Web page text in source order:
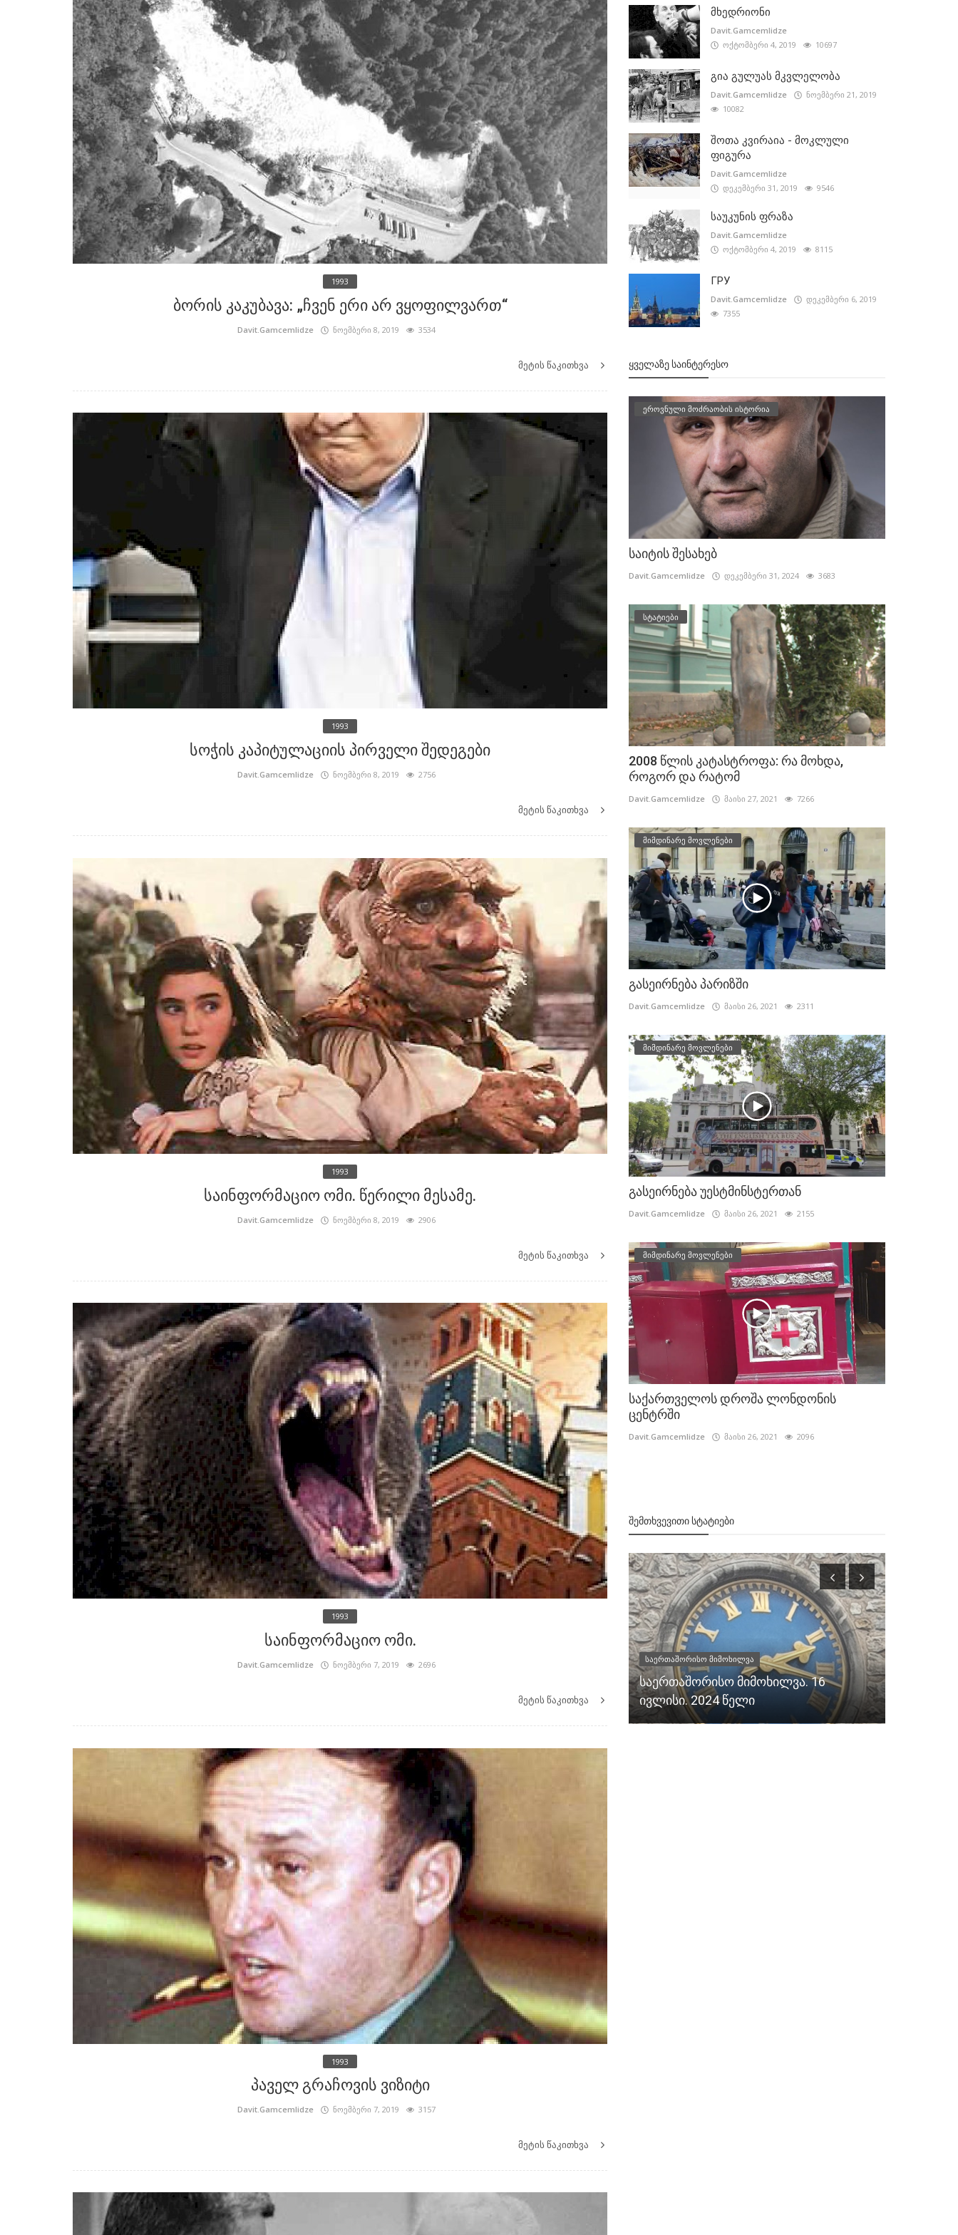
1993
ბორის კაკუბავა: „ჩვენ ერი არ ვყოფილვართ“
Davit.Gamcemlidze ნოემბერი 8, 2019 3534
მეტის წაკითხვა
1993
სოჭის კაპიტულაციის პირველი შედეგები
Davit.Gamcemlidze ნოემბერი 8, 2019 2756
მეტის წაკითხვა
1993
საინფორმაციო ომი. წერილი მესამე.
Davit.Gamcemlidze ნოემბერი 8, 2019 2906
მეტის წაკითხვა
1993
საინფორმაციო ომი.
Davit.Gamcemlidze ნოემბერი 7, 2019 2696
მეტის წაკითხვა
1993
პაველ გრაჩოვის ვიზიტი
Davit.Gamcemlidze ნოემბერი 7, 2019 3157
მეტის წაკითხვა
მხედრიონი
Davit.Gamcemlidze
ოქტომბერი 4, 2019
10697
გია გულუას მკვლელობა
Davit.Gamcemlidze
ნოემბერი 21, 2019
10082
შოთა კვირაია - მოკლული
ფიგურა
Davit.Gamcemlidze
დეკემბერი 31, 2019
9546
საუკუნის ფრაზა
Davit.Gamcemlidze
ოქტომბერი 4, 2019
8115
ГРУ
Davit.Gamcemlidze
დეკემბერი 6, 2019
7355
ᲧᲕᲔᲚᲐᲖᲔ ᲡᲐᲘᲜᲢᲔᲠᲔᲡᲝ
ეროვნული მოძრაობის ისტორია
საიტის შესახებ
Davit.Gamcemlidze დეკემბერი 31, 2024 3683
სტატიები
2008 წლის კატასტროფა: რა მოხდა,
როგორ და რატომ
Davit.Gamcemlidze მაისი 27, 2021 7266
მიმდინარე მოვლენები
გასეირნება პარიზში
Davit.Gamcemlidze მაისი 26, 2021 2311
მიმდინარე მოვლენები
გასეირნება უესტმინსტერთან
Davit.Gamcemlidze მაისი 26, 2021 2155
მიმდინარე მოვლენები
საქართველოს დროშა ლონდონის
ცენტრში
Davit.Gamcemlidze მაისი 26, 2021 2096
ᲨᲔᲛᲗᲮᲕᲔᲕᲘᲗᲘ ᲡᲢᲐᲢᲘᲔᲑᲘ
საქართველო არ აჩქარებს
საერთაშორისო მიმოხილვა
საერთაშორისო მიმოხილვა. 16
ივლისი. 2024 წელი